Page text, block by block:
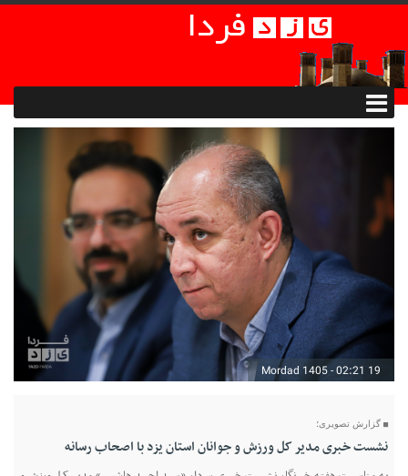
19 Mordad 1405 - 02:21
گزارش تصویری؛
نشست خبری مدیر کل ورزش و جوانان استان یزد با اصحاب رسانه